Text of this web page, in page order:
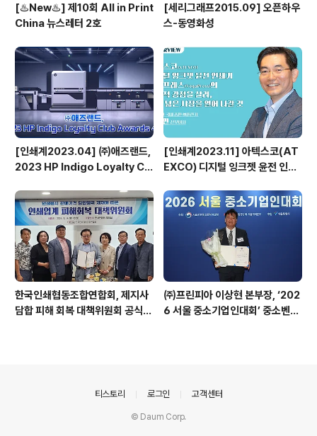
[♨️New♨️] 제10회 All in Print
China 뉴스레터 2호
[세리그래프2015.09] 오픈하우
스-동영화성
[인쇄계2023.04] ㈜애즈랜드,
2023 HP Indigo Loyalty Clu
[인쇄계2023.11] 아텍스코(AT
EXCO) 디지털 잉크젯 윤전 인쇄
기능적 강점을 살려, 보다 넓은 시
장을 열어 나갈 것 - 아텍스코(AT
EXCO) 국내 총판 ㈜풀린키 강성
민 전무이사
한국인쇄협동조합연합회, 제지사
담합 피해 회복 대책위원회 공식
㈜프린피아 이상현 본부장, ‘202
6 서울 중소기업인대회’ 중소벤처
티스토리 로그인 고객센터
© Daum Corp.